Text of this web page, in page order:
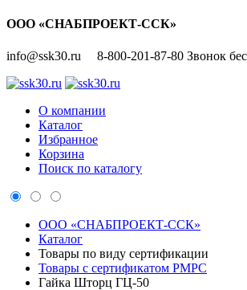
ООО «СНАБПРОЕКТ-ССК»
info@ssk30.ru 8-800-201-87-80 Звонок
О компании
Каталог
Избранное
Корзина
Поиск по каталогу
ООО «СНАБПРОЕКТ-ССК»
Каталог
Товары по виду сертификации
Товары с сертификатом РМРС
Гайка Шторц ГЦ-50